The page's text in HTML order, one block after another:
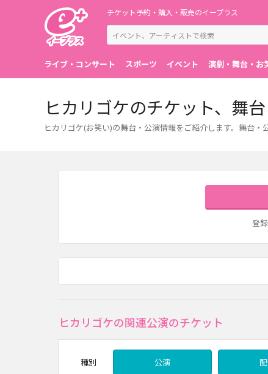
チケット予約・購入・販売のイープラス
ライブ・コンサート スポーツ イベント 演劇・舞台・お
ヒカリゴケのチケット、舞
ヒカリゴケ(お笑い)の舞台・公演情報をご紹介します。舞台
登
ヒカリゴケの関連公演のチケット
種別 公演